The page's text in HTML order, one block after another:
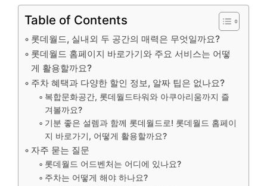
Table of Contents
롯데월드, 실내외 두 공간의 매력은 무엇일까요?
롯데월드 홈페이지 바로가기와 주요 서비스는 어떻
게 활용할까요?
주차 혜택과 다양한 할인 정보, 알짜 팁은 없나요?
복합문화공간, 롯데월드타워와 아쿠아리움까지 즐
겨볼까요?
기분 좋은 설렘과 함께 롯데월드로! 롯데월드 홈페이
지 바로가기, 어떻게 활용할까요?
자주 묻는 질문
롯데월드 어드벤처는 어디에 있나요?
주차는 어떻게 해야 하나요?